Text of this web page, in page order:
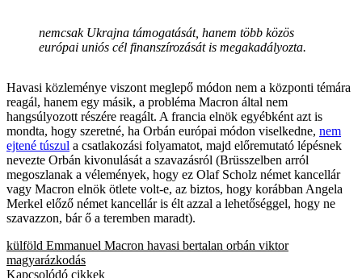
nemcsak Ukrajna támogatását, hanem több közös
európai uniós cél finanszírozását is megakadályozta.
Havasi közleménye viszont meglepő módon nem a központi témára
reagál, hanem egy másik, a probléma Macron által nem
hangsúlyozott részére reagált. A francia elnök egyébként azt is
mondta, hogy szeretné, ha Orbán európai módon viselkedne, nem
ejtené túszul a csatlakozási folyamatot, majd előremutató lépésnek
nevezte Orbán kivonulását a szavazásról (Brüsszelben arról
megoszlanak a vélemények, hogy ez Olaf Scholz német kancellár
vagy Macron elnök ötlete volt-e, az biztos, hogy korábban Angela
Merkel előző német kancellár is élt azzal a lehetőséggel, hogy ne
szavazzon, bár ő a teremben maradt).
külföld Emmanuel Macron havasi bertalan orbán viktor
magyarázkodás
Kapcsolódó cikkek